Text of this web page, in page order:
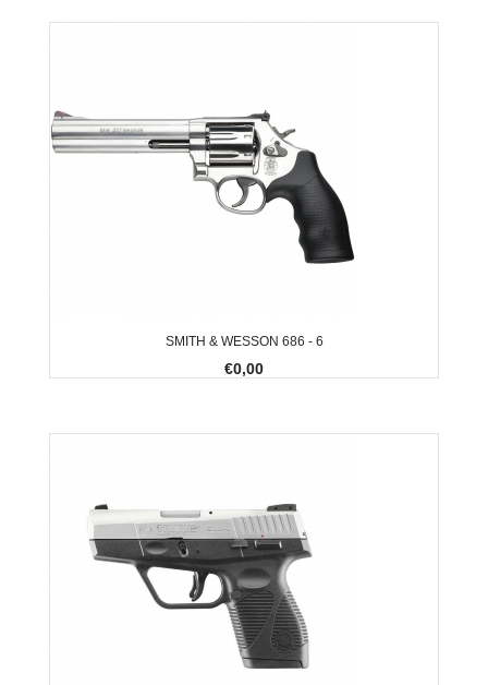
SMITH & WESSON 686 - 6
€0,00